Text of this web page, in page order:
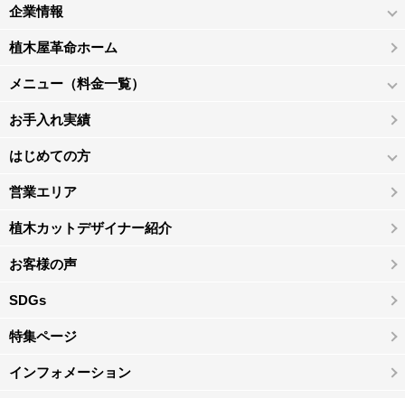
企業情報
植木屋革命ホーム
メニュー（料金一覧）
お手入れ実績
はじめての方
営業エリア
植木カットデザイナー紹介
お客様の声
SDGs
特集ページ
インフォメーション